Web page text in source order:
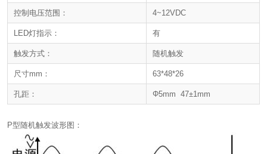
控制电压范围： 4~12VDC
LED灯指示： 有
触发方式： 随机触发
尺寸mm： 63*48*26
孔距： Φ5mm 47±1mm
P型随机触发波形图：